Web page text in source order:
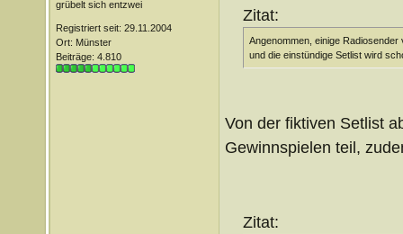
grübelt sich entzwei
Registriert seit: 29.11.2004
Ort: Münster
Beiträge: 4.810
Zitat:
Angenommen, einige
und die einstündige Setlist wird
Von der fiktiven Setlist
Gewinnspielen teil,
Zitat: